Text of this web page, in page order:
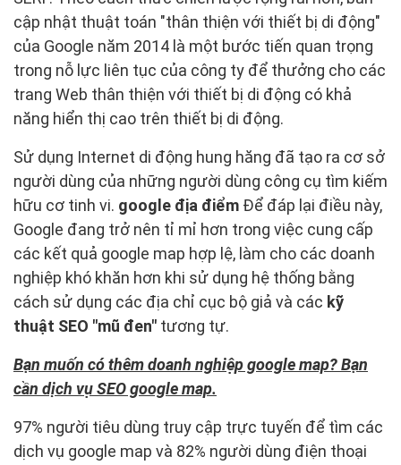
cập nhật thuật toán "thân thiện với thiết bị di động"
của Google năm 2014 là một bước tiến quan trọng
trong nỗ lực liên tục của công ty để thưởng cho các
trang Web thân thiện với thiết bị di động có khả
năng hiển thị cao trên thiết bị di động.
Sử dụng Internet di động hung hăng đã tạo ra cơ sở
người dùng của những người dùng công cụ tìm kiếm
hữu cơ tinh vi. google địa điểm Để đáp lại điều này,
Google đang trở nên tỉ mỉ hơn trong việc cung cấp
các kết quả google map hợp lệ, làm cho các doanh
nghiệp khó khăn hơn khi sử dụng hệ thống bằng
cách sử dụng các địa chỉ cục bộ giả và các kỹ
thuật SEO "mũ đen" tương tự.
Bạn muốn có thêm doanh nghiệp google map? Bạn
cần dịch vụ SEO google map.
97% người tiêu dùng truy cập trực tuyến để tìm các
dịch vụ google map và 82% người dùng điện thoại